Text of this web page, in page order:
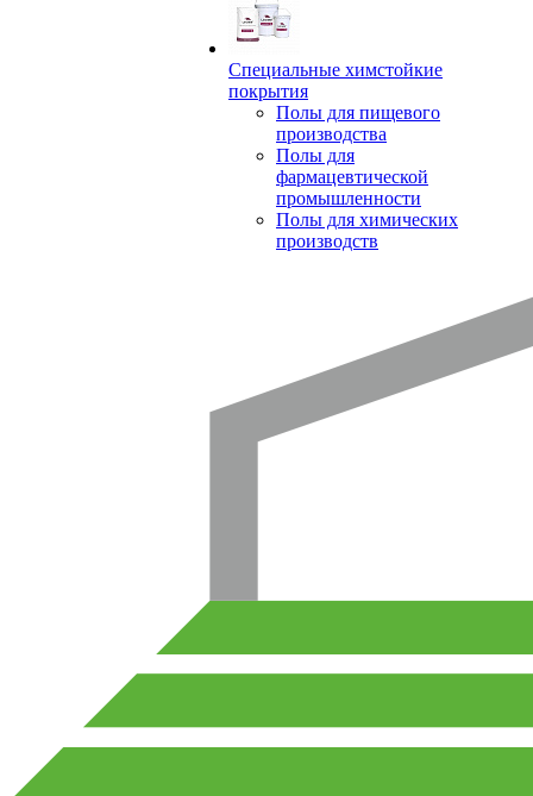
Специальные химстойкие
покрытия
Полы для пищевого
производства
Полы для
фармацевтической
промышленности
Полы для химических
производств